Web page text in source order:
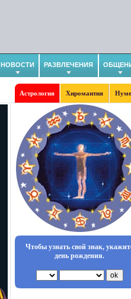
НОВОСТИ РАЗВЛЕЧЕНИЯ
Астрология Хиромантия
Чтобы узнать свой знак,
день рождения.